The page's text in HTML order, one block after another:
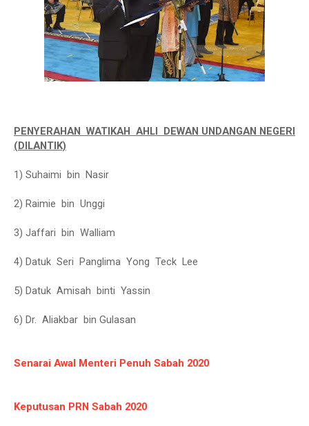
PENYERAHAN WATIKAH AHLI DEWAN UNDANGAN NEGERI
(DILANTIK)
1) Suhaimi bin Nasir
2) Raimie bin Unggi
3) Jaffari bin Walliam
4) Datuk Seri Panglima Yong Teck Lee
5) Datuk Amisah binti Yassin
6) Dr. Aliakbar bin Gulasan
Senarai Awal Menteri Penuh Sabah 2020
Keputusan PRN Sabah 2020